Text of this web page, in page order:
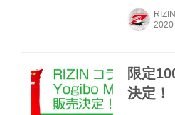
28日（
に手に入
RIZIN
限定
決定！